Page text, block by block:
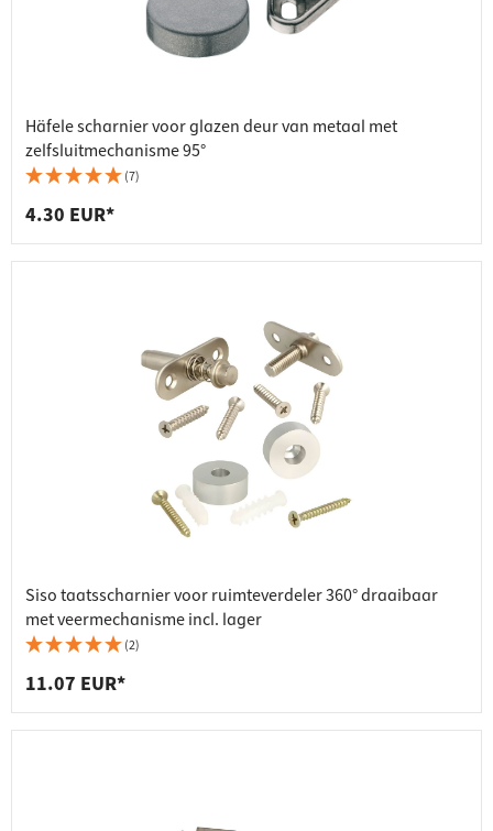
Häfele scharnier voor glazen deur van metaal met
zelfsluitmechanisme 95°
(7)
4.30 EUR*
Siso taatsscharnier voor ruimteverdeler 360° draaibaar
met veermechanisme incl. lager
(2)
11.07 EUR*